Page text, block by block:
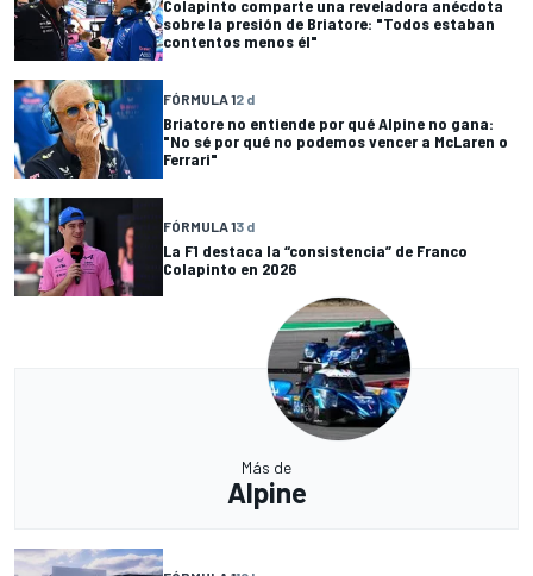
Colapinto comparte una reveladora anécdota
sobre la presión de Briatore: "Todos estaban
contentos menos él"
FÓRMULA 12 d
Briatore no entiende por qué Alpine no gana:
"No sé por qué no podemos vencer a McLaren o
Ferrari"
FÓRMULA 13 d
La F1 destaca la “consistencia” de Franco
Colapinto en 2026
Más de
Alpine